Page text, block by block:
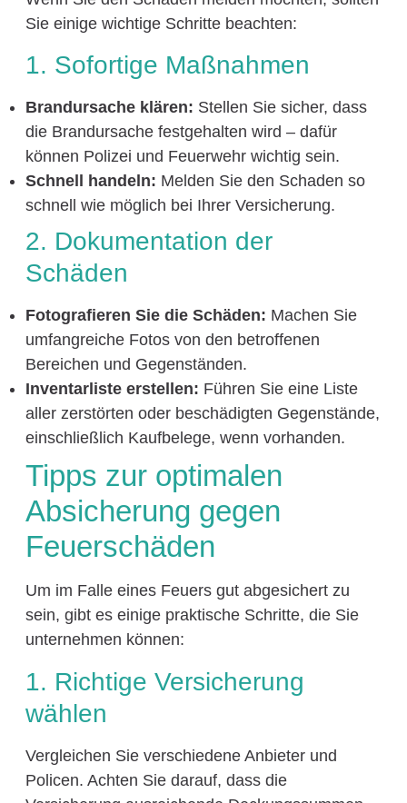
Sie einige wichtige Schritte beachten:
1. Sofortige Maßnahmen
Brandursache klären: Stellen Sie sicher, dass
die Brandursache festgehalten wird – dafür
können Polizei und Feuerwehr wichtig sein.
Schnell handeln: Melden Sie den Schaden so
schnell wie möglich bei Ihrer Versicherung.
2. Dokumentation der
Schäden
Fotografieren Sie die Schäden: Machen Sie
umfangreiche Fotos von den betroffenen
Bereichen und Gegenständen.
Inventarliste erstellen: Führen Sie eine Liste
aller zerstörten oder beschädigten Gegenstände,
einschließlich Kaufbelege, wenn vorhanden.
Tipps zur optimalen
Absicherung gegen
Feuerschäden
Um im Falle eines Feuers gut abgesichert zu
sein, gibt es einige praktische Schritte, die Sie
unternehmen können:
1. Richtige Versicherung
wählen
Vergleichen Sie verschiedene Anbieter und
Policen. Achten Sie darauf, dass die